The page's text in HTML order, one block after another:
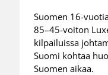
Suomen 16-
85–45-voiton
kilpailuissa
Suomi kohtaa
Suomen aikaa.